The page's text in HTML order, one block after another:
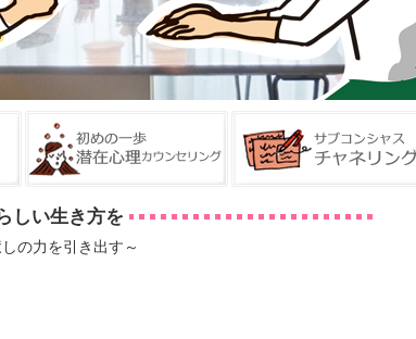
しい生き方を
の力を引き出す～